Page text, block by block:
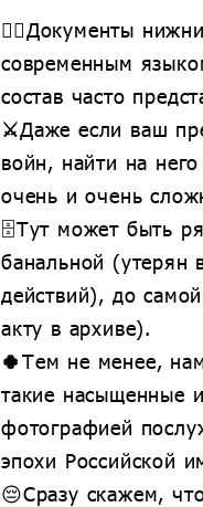
💂‍♀️Документы
современным
состав часто
⚔️Даже если ваш
войн, найти на
очень и очень
🗄Тут может быть
банальной (утерян
действий), до
акту в архиве).
🍀Тем не менее,
такие насыщенные
фотографией
эпохи Российской
😔Сразу скажем,